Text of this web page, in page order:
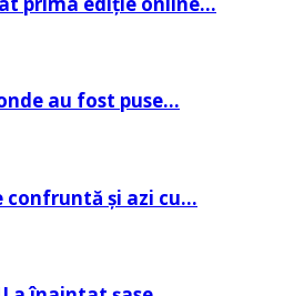
au fost puse…
confruntă și azi cu…